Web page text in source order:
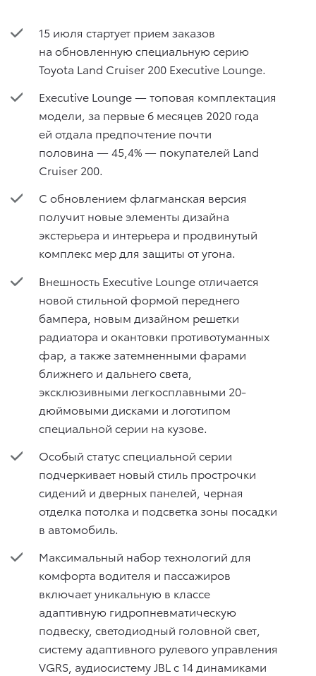
15 июля стартует прием заказов
на обновленную специальную серию
Toyota Land Cruiser 200 Executive Lounge.
Executive Lounge — топовая комплектация
модели, за первые 6 месяцев 2020 года
ей отдала предпочтение почти
половина — 45,4% — покупателей Land
Cruiser 200.
С обновлением флагманская версия
получит новые элементы дизайна
экстерьера и интерьера и продвинутый
комплекс мер для защиты от угона.
Внешность Executive Lounge отличается
новой стильной формой переднего
бампера, новым дизайном решетки
радиатора и окантовки противотуманных
фар, а также затемненными фарами
ближнего и дальнего света,
эксклюзивными легкосплавными 20-
дюймовыми дисками и логотипом
специальной серии на кузове.
Особый статус специальной серии
подчеркивает новый стиль прострочки
сидений и дверных панелей, черная
отделка потолка и подсветка зоны посадки
в автомобиль.
Максимальный набор технологий для
комфорта водителя и пассажиров
включает уникальную в классе
адаптивную гидропневматическую
подвеску, светодиодный головной свет,
систему адаптивного рулевого управления
VGRS, аудиосистему JBL с 14 динамиками